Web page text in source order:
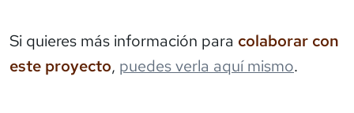
Si quieres más información para colaborar con
este proyecto, puedes verla aquí mismo.